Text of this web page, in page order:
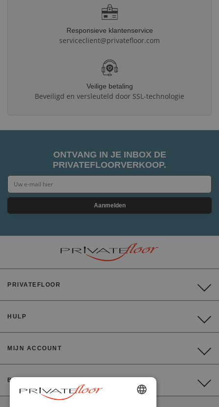
Responsieve klantenservice
serviceclient@privatefloor.com
Veilige betaling
Beveiligd en versleuteld door SSL-technologie
ONTVANG IN JE INBOX DE
PRIVATEFLOORVERKOOP.
Aanmelden
PRIVATEFLOOR
HULP
MIJN ACCOUNT
BETALING